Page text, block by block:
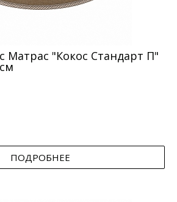
Матрас "Кокос Стандарт П"
ПОДРОБНЕЕ